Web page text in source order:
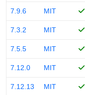
7.9.6 MIT
7.3.2 MIT
7.5.5 MIT
7.12.0 MIT
7.12.13 MIT